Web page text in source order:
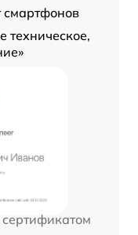
смартфонов
техническое,